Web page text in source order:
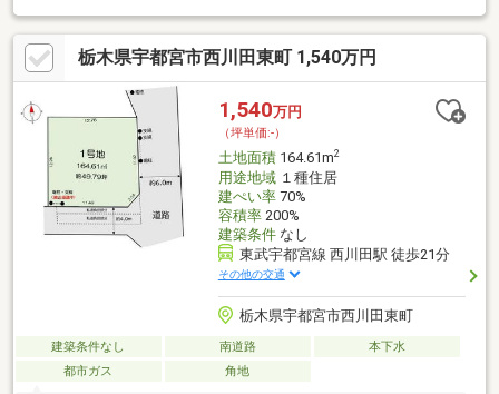
栃木県宇都宮市西川田東町 1,540万円
1,540万円
（坪単価:-）
土地面積164.61m2
用途地域１種住居
建ぺい率70%
容積率200%
建築条件なし
東武宇都宮線 西川田駅 徒歩21分
その他の交通
栃木県宇都宮市西川田東町
建築条件なし 南道路
本下水
都市ガス
角地